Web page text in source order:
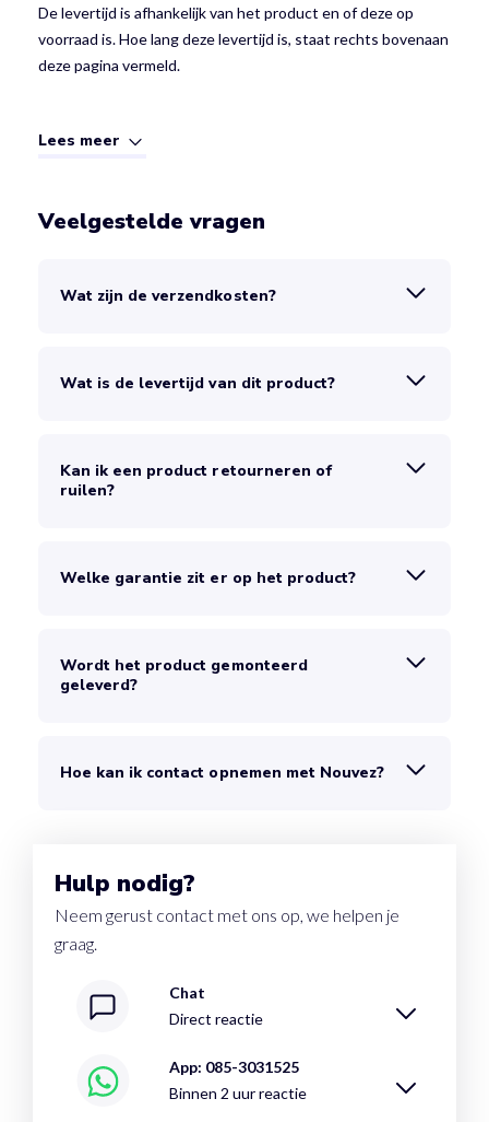
De levertijd is afhankelijk van het product en of deze op
voorraad is. Hoe lang deze levertijd is, staat rechts bovenaan
deze pagina vermeld.
Lees meer
Veelgestelde vragen
Wat zijn de verzendkosten?
Wat is de levertijd van dit product?
Kan ik een product retourneren of
ruilen?
Welke garantie zit er op het product?
Wordt het product gemonteerd
geleverd?
Hoe kan ik contact opnemen met Nouvez?
Hulp nodig?
Neem gerust contact met ons op, we helpen je
graag.
Chat
Direct reactie
App: 085-3031525
Binnen 2 uur reactie